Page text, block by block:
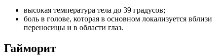
высокая температура тела до 39 градусов;
боль в голове, которая в основном локализуется вблизи
переносицы и в области глаз.
Гайморит